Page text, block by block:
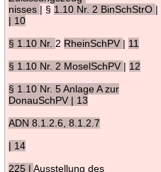
nisses | § 1.10 Nr. 2 BinSchStrO |
| 10
§ 1.10 Nr. 2 RheinSchPV | 11
§ 1.10 Nr. 2 MoselSchPV | 12
§ 1.10 Nr. 5 Anlage A zur
DonauSchPV | 13
ADN 8.1.2.6, 8.1.2.7
| 14
225 |Ausstellung des